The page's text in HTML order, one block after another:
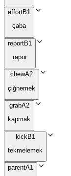
effortB1
çaba
reportB1
rapor
chewA2
çiğnemek
grabA2
kapmak
kickB1
tekmelemek
parentA1